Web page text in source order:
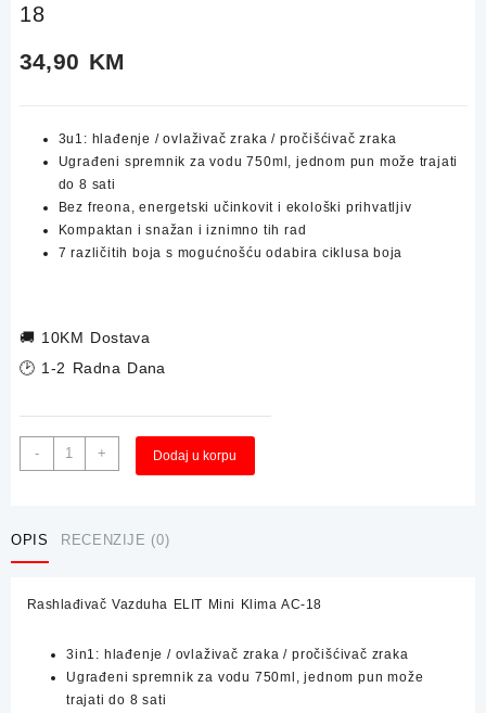
18
34,90 KM
3u1: hlađenje / ovlaživač zraka / pročišćivač zraka
Ugrađeni spremnik za vodu 750ml, jednom pun može trajati
do 8 sati
Bez freona, energetski učinkovit i ekološki prihvatljiv
Kompaktan i snažan i iznimno tih rad
7 različitih boja s mogućnošću odabira ciklusa boja
🚚 10KM Dostava
🕑 1-2 Radna Dana
-
Rashlađivač
Vazduha
Klima
količina
+ Dodaj u korpu
OPIS RECENZIJE (0)
Rashlađivač Vazduha ELIT Mini Klima AC-18
3in1: hlađenje / ovlaživač zraka / pročišćivač zraka
Ugrađeni spremnik za vodu 750ml, jednom pun može
trajati do 8 sati